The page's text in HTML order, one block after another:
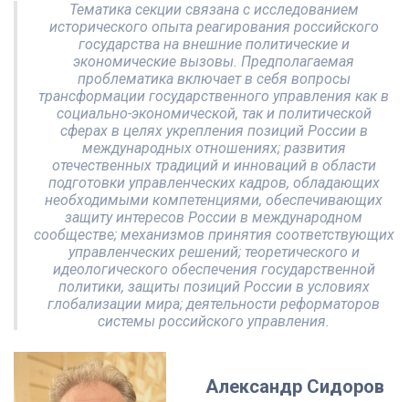
Тематика секции связана с исследованием
исторического опыта реагирования российского
государства на внешние политические и
экономические вызовы. Предполагаемая
проблематика включает в себя вопросы
трансформации государственного управления как в
социально-экономической, так и политической
сферах в целях укрепления позиций России в
международных отношениях; развития
отечественных традиций и инноваций в области
подготовки управленческих кадров, обладающих
необходимыми компетенциями, обеспечивающих
защиту интересов России в международном
сообществе; механизмов принятия соответствующих
управленческих решений; теоретического и
идеологического обеспечения государственной
политики, защиты позиций России в условиях
глобализации мира; деятельности реформаторов
системы российского управления.
Александр Сидоров